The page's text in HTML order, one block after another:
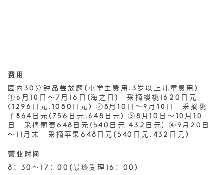
费用
园内30分钟品尝放题(小学生费用·3岁以上儿童费用)
①6月10日～7月16日(海之日) 采摘樱桃1620日元
(1296日元·1080日元) ②8月10日～9月10日 采摘桃
子864日元(756日元·648日元) ③8月10日～10月10
日 采摘葡萄648日元(540日元·432日元) ④9月20日
～11月末 采摘苹果648日元(540日元·432日元)
营业时间
8：30～17：00(最终受理16：00)